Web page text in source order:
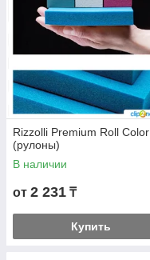
Rizzolli Premium Roll Color
(рулоны)
В наличии
от 2 231 ₸
Купить